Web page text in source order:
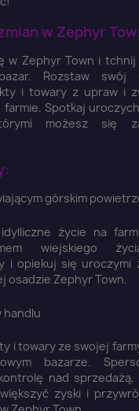
w Zephyr
w Zephyr Town i
Rozstaw swój
i towary z upraw i
Spotkaj
możesz się
górskim
życie na
wiejskiego
i opiekuj się uroczymi
osadzie Zephyr Town.
handlu
i towary ze swojej
bazarze.
nad sprzedażą,
zyski i